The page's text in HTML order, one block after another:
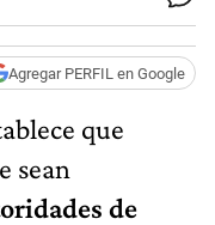
Agregar PERFIL en Google
que
sean
de